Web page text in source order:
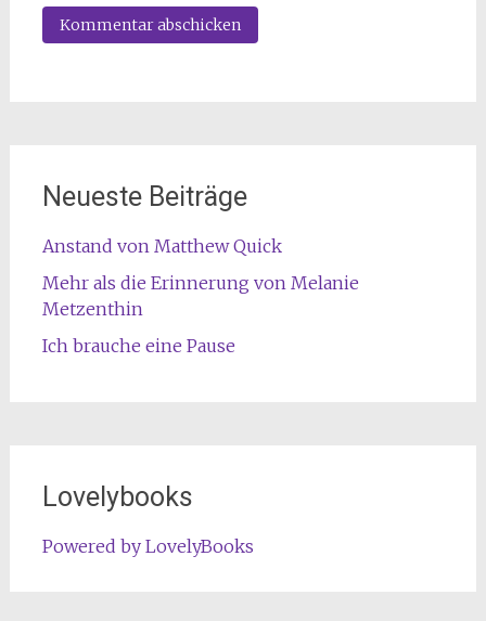
Neueste Beiträge
Anstand von Matthew Quick
Mehr als die Erinnerung von Melanie
Metzenthin
Ich brauche eine Pause
Lovelybooks
Powered by LovelyBooks